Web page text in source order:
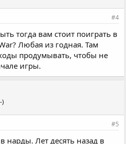
#4
тогда вам стоит поиграть в
Любая из годная. Там
продумывать, чтобы не
игры.
)
#5
Лет десять назад в